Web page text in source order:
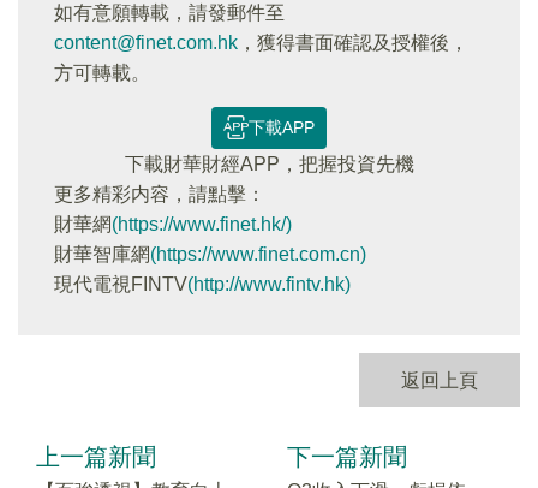
如有意願轉載，請發郵件至
content@finet.com.hk ，獲得書面確認及授權後，
方可轉載。
下載APP
下載財華財經APP，把握投資先機
更多精彩内容，請點擊：
財華網(https://www.finet.hk/)
財華智庫網(https://www.finet.com.cn)
現代電視FINTV(http://www.fintv.hk)
返回上頁
上一篇新聞 下一篇新聞